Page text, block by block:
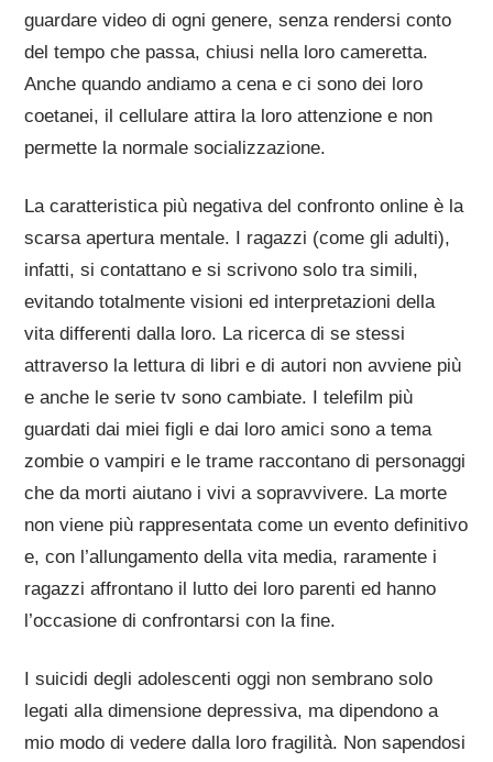
guardare video di ogni genere, senza rendersi conto
del tempo che passa, chiusi nella loro cameretta.
Anche quando andiamo a cena e ci sono dei loro
coetanei, il cellulare attira la loro attenzione e non
permette la normale socializzazione.
La caratteristica più negativa del confronto online è la
scarsa apertura mentale. I ragazzi (come gli adulti),
infatti, si contattano e si scrivono solo tra simili,
evitando totalmente visioni ed interpretazioni della
vita differenti dalla loro. La ricerca di se stessi
attraverso la lettura di libri e di autori non avviene più
e anche le serie tv sono cambiate. I telefilm più
guardati dai miei figli e dai loro amici sono a tema
zombie o vampiri e le trame raccontano di personaggi
che da morti aiutano i vivi a sopravvivere. La morte
non viene più rappresentata come un evento definitivo
e, con l’allungamento della vita media, raramente i
ragazzi affrontano il lutto dei loro parenti ed hanno
l’occasione di confrontarsi con la fine.
I suicidi degli adolescenti oggi non sembrano solo
legati alla dimensione depressiva, ma dipendono a
mio modo di vedere dalla loro fragilità. Non sapendosi